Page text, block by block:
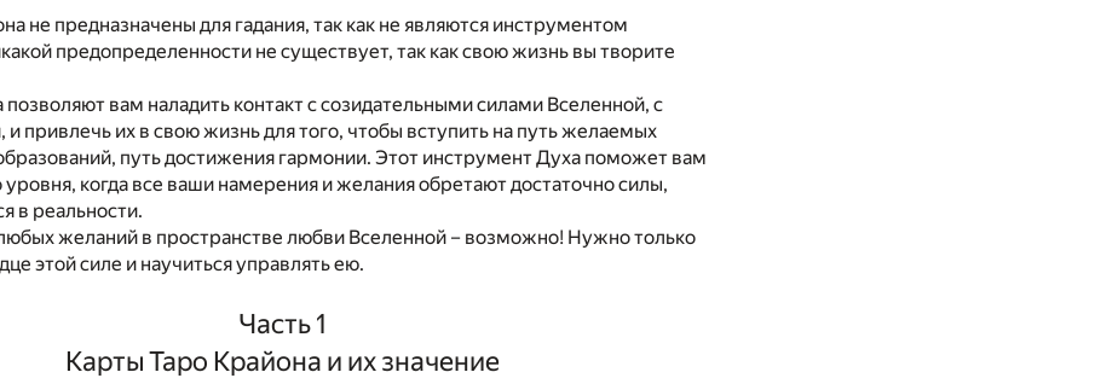
не предназначены для гадания, так как не являются инструментом
предопределенности не существует, так как свою жизнь вы творите
вам наладить контакт с созидательными силами Вселенной, с
привлечь их в свою жизнь для того, чтобы вступить на путь желаемых
путь достижения гармонии. Этот инструмент Духа поможет вам
уровня, когда все ваши намерения и желания обретают достаточно силы,
в реальности.
желаний в пространстве любви Вселенной – возможно! Нужно только
этой силе и научиться управлять ею.
Часть 1
Карты Таро Крайона и их значение